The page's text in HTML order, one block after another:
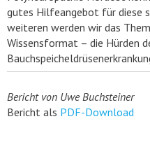
gutes Hilfeangebot für diese
weiteren werden wir das
Wissensformat – die Hürden
Bericht von Uwe Buchsteiner
Bericht als PDF-Download